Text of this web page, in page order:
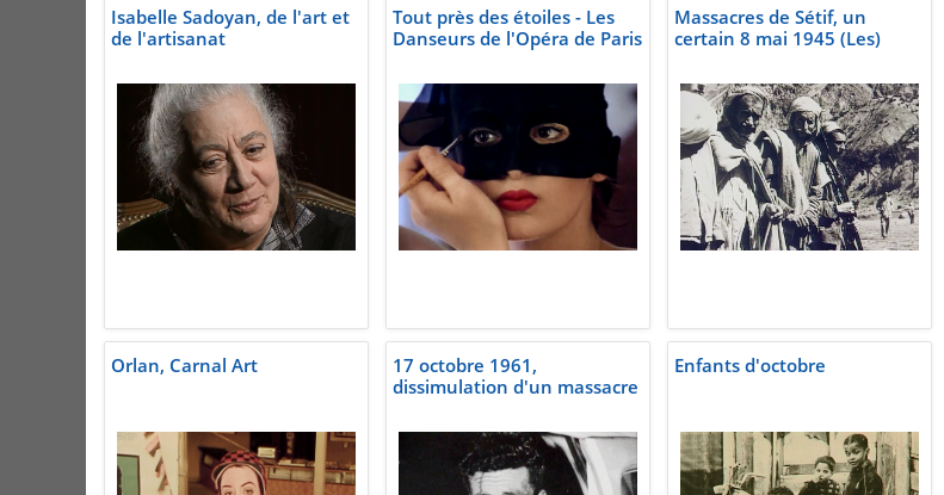
Isabelle Sadoyan, de l'art et
de l'artisanat
Tout près des étoiles - Les
Danseurs de l'Opéra de Paris
Massacres de Sétif, un
certain 8 mai 1945 (Les)
Orlan, Carnal Art
17 octobre 1961,
dissimulation d'un massacre
Enfants d'octobre